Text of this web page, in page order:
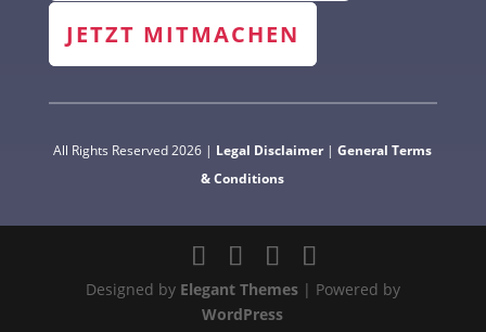
JETZT MITMACHEN
All Rights Reserved 2026 | Legal Disclaimer|General Terms
& Conditions
Designed by Elegant Themes| Powered by
WordPress